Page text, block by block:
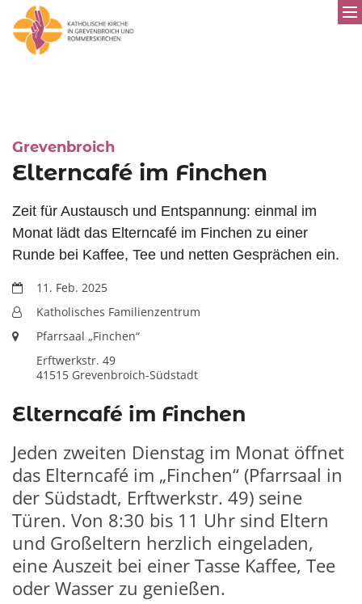
Grevenbroich:
Elterncafé im Finchen
Zeit für Austausch und Entspannung: einmal im
Monat lädt das Elterncafé im Finchen zu einer
Runde bei Kaffee, Tee und netten Gesprächen ein.
Datum:11. Feb. 2025
Von:
Katholisches Familienzentrum
Ort:
Pfarrsaal „Finchen“
Erftwerkstr. 49
41515 Grevenbroich-Südstadt
Elterncafé im Finchen
Jeden zweiten Dienstag im Monat öffnet
das Elterncafé im „Finchen“ (Pfarrsaal in
der Südstadt, Erftwerkstr. 49) seine
Türen. Von 8:30 bis 11 Uhr sind Eltern
und Großeltern herzlich eingeladen,
eine Auszeit bei einer Tasse Kaffee, Tee
oder Wasser zu genießen.